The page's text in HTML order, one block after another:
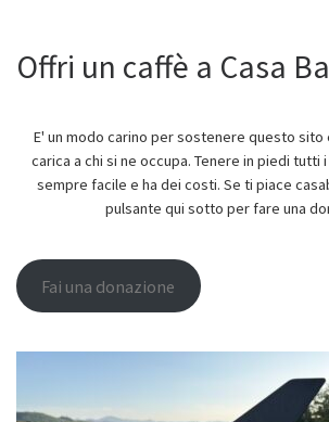
Offri un caffè a Casa
E' un modo carino per sostenere questo sito
carica a chi si ne occupa. Tenere in piedi tutti
sempre facile e ha dei costi. Se ti piace
pulsante qui sotto per fare una
Fai una donazione